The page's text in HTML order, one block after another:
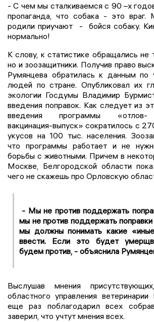
- С чем мы сталкиваемся с 90 –х
пропаганда, что собака - это враг.
родили приучают - бойся собаку.
нормально!
К слову, к статистике обращались не
но и зоозащитники. Получив право
Румянцева обратилась к данным по
людей по стране. Опубликовал их
экологии Госдумы Владимир
введения поправок. Как следует из
введения программы «отлов-
вакцинация-выпуск» сократилось с
укусов на 100 тыс. населения.
что программы работает и не
борьбы с животными. Причем в
Москве, Белгородской области
чего не скажешь про Орловскую
- Мы не против поддержать
мы не против поддержать поправки
мы должны понимать какие
ввести. Если это будет
будем против, - объяснила
Выслушав мнения
областного управления
еще раз поблагодарил всех
заверил, что учтут мнения всех.